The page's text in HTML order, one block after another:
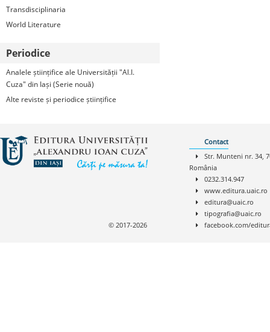
Transdisciplinaria
World Literature
Periodice
Analele științifice ale Universității "Al.I.
Cuza" din Iași (Serie nouă)
Alte reviste și periodice științifice
Contact
Str. Munteni nr. 34,
România
0232.314.947
www.editura.uaic.ro
editura@uaic.ro
tipografia@uaic.ro
facebook.com/
© 2017-2026